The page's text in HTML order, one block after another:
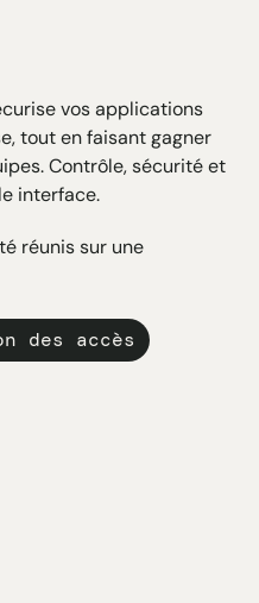
vos applications
tout en faisant gagner
Contrôle, sécurité et
interface.
réunis sur une
des accès